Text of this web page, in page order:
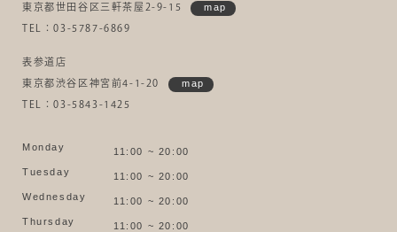
東京都世田谷区三軒茶屋2-9-15 map
TEL：03-5787-6869
表参道店
東京都渋谷区神宮前4-1-20 map
TEL：03-5843-1425
Monday
11:00 ~ 20:00
Tuesday
11:00 ~ 20:00
Wednesday
11:00 ~ 20:00
Thursday
11:00 ~ 20:00